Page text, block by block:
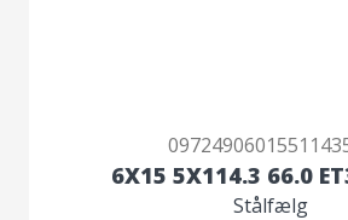
6X15 5X114.3 66.0
Stålfælg